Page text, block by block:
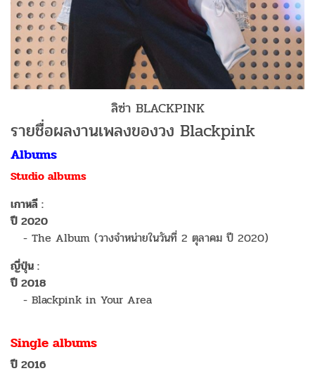
ลิซ่า BLACKPINK
รายชื่อผลงานเพลงของวง Blackpink
Albums
Studio albums
เกาหลี :
ปี 2020
- The Album (วางจำหน่ายในวันที่ 2 ตุลาคม ปี 2020)
ญี่ปุ่น :
ปี 2018
- Blackpink in Your Area
Single albums
ปี 2016